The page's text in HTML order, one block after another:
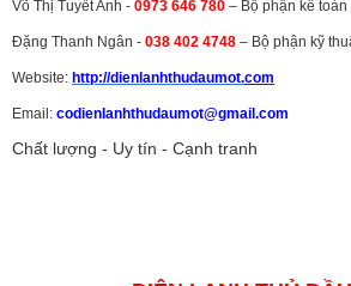
Võ Thị Tuyết Anh - 0973 646 780 – Bộ phận kế toán
Đặng Thanh Ngân - 038 402 4748 – Bộ phận kỹ
Website: http://dienlanhthudaumot.com
Email: codienlanhthudaumot@gmail.com
Chất lượng - Uy tín - Cạnh tranh